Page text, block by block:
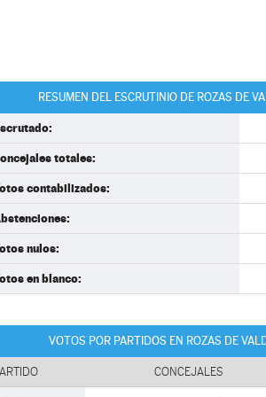
RESUMEN DEL ESCRUTINIO DE ROZAS DE
totales:
contabilizados:
nulos:
en blanco:
VOTOS POR PARTIDOS EN ROZAS DE
CONCEJALES